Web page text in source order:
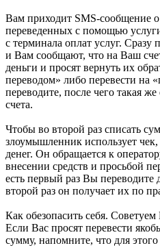
Вам приходит SMS-сообщение о
переведенных с помощью
с терминала оплат услуг. Сразу
и Вам сообщают, что на Ваш
деньги и просят вернуть их
переводом» либо перевести на
переводите, после чего такая
счета.
Чтобы во второй раз списать
злоумышленник использует
денег. Он обращается к
внесении средств и просьбой
есть первый раз Вы переводите
второй раз он получает их по
Как обезопасить себя.
Если Вас просят перевести
сумму, напомните, что для